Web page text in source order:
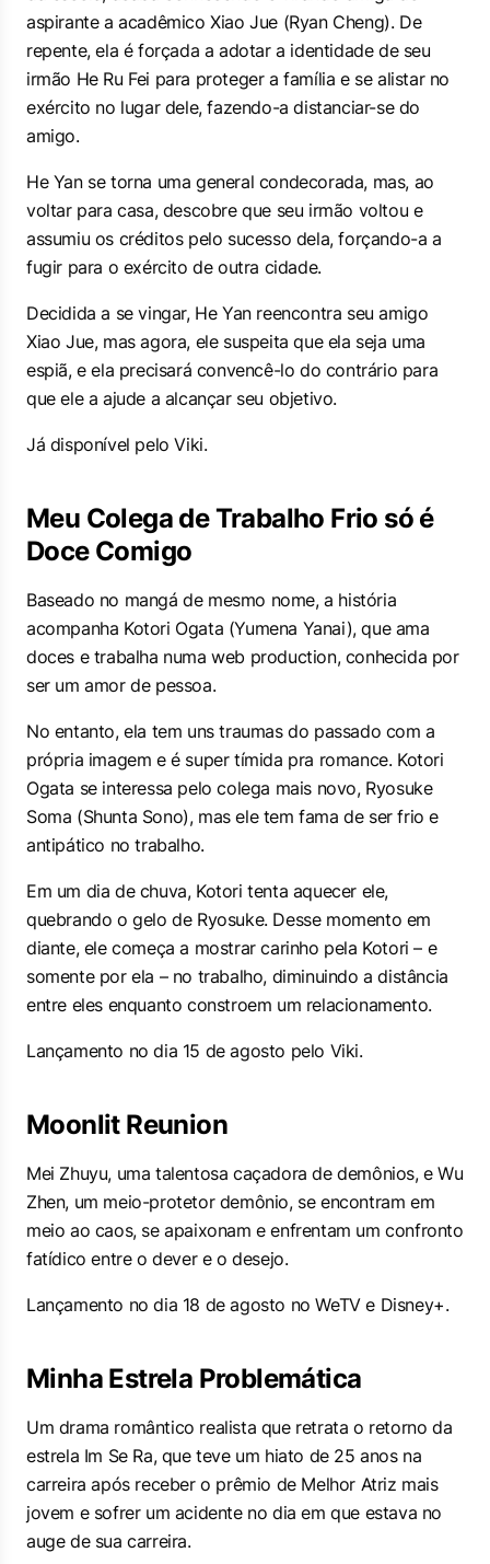
aspirante a acadêmico Xiao Jue (Ryan Cheng). De
repente, ela é forçada a adotar a identidade de seu
irmão He Ru Fei para proteger a família e se alistar no
exército no lugar dele, fazendo-a distanciar-se do
amigo.
He Yan se torna uma general condecorada, mas, ao
voltar para casa, descobre que seu irmão voltou e
assumiu os créditos pelo sucesso dela, forçando-a a
fugir para o exército de outra cidade.
Decidida a se vingar, He Yan reencontra seu amigo
Xiao Jue, mas agora, ele suspeita que ela seja uma
espiã, e ela precisará convencê-lo do contrário para
que ele a ajude a alcançar seu objetivo.
Já disponível pelo Viki.
Meu Colega de Trabalho Frio só é
Doce Comigo
Baseado no mangá de mesmo nome, a história
acompanha Kotori Ogata (Yumena Yanai), que ama
doces e trabalha numa web production, conhecida por
ser um amor de pessoa.
No entanto, ela tem uns traumas do passado com a
própria imagem e é super tímida pra romance. Kotori
Ogata se interessa pelo colega mais novo, Ryosuke
Soma (Shunta Sono), mas ele tem fama de ser frio e
antipático no trabalho.
Em um dia de chuva, Kotori tenta aquecer ele,
quebrando o gelo de Ryosuke. Desse momento em
diante, ele começa a mostrar carinho pela Kotori – e
somente por ela – no trabalho, diminuindo a distância
entre eles enquanto constroem um relacionamento.
Lançamento no dia 15 de agosto pelo Viki.
Moonlit Reunion
Mei Zhuyu, uma talentosa caçadora de demônios, e Wu
Zhen, um meio-protetor demônio, se encontram em
meio ao caos, se apaixonam e enfrentam um confronto
fatídico entre o dever e o desejo.
Lançamento no dia 18 de agosto no WeTV e Disney+.
Minha Estrela Problemática
Um drama romântico realista que retrata o retorno da
estrela Im Se Ra, que teve um hiato de 25 anos na
carreira após receber o prêmio de Melhor Atriz mais
jovem e sofrer um acidente no dia em que estava no
auge de sua carreira.